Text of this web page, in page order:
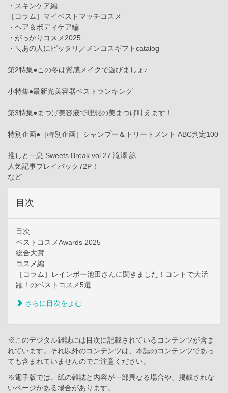
・スキンケア編
［コラム］マイベストマッチコスメ
・ヘア＆ボディケア編
・がっかりコスメ2025
・＼あの人にピッタリ／メンコスギフトcatalog
第2特集●この冬は質感メイクで遊びましょ♪
小特集●最新光美容器ベストランキング
第3特集●まつげ美容液で理想の美まつげ叶えます！
特別企画●［特別企画］シャンプー＆トリートメント ABC判定100
推しと一息 Sweets Break vol.27 滝澤 諒
人気記事プレイバック72P！
など
目次
目次
ベストコスメAwards 2025
総合大賞
コスメ編
［コラム］レインボー池田さんに聞きました！コントで大活
躍！のベストコスメ5選
さらに目次をよむ
※このデジタル雑誌には目次に記載されているコンテンツが含ま
れています。それ以外のコンテンツは、本誌のコンテンツであっ
ても含まれていませんのでご注意ください。
※電子版では、紙の雑誌と内容が一部異なる場合や、掲載されな
いページがある場合があります。